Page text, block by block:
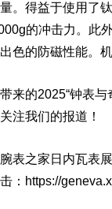
。得益于使用了
的冲击力。此
色的防磁性能。
来的2025“钟表
注我们的报道！
表之家日内瓦表
：https://